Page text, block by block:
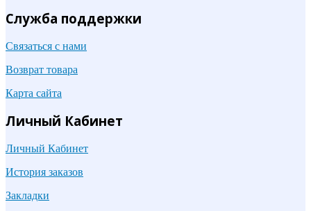
Служба поддержки
Связаться с нами
Возврат товара
Карта сайта
Личный Кабинет
Личный Кабинет
История заказов
Закладки